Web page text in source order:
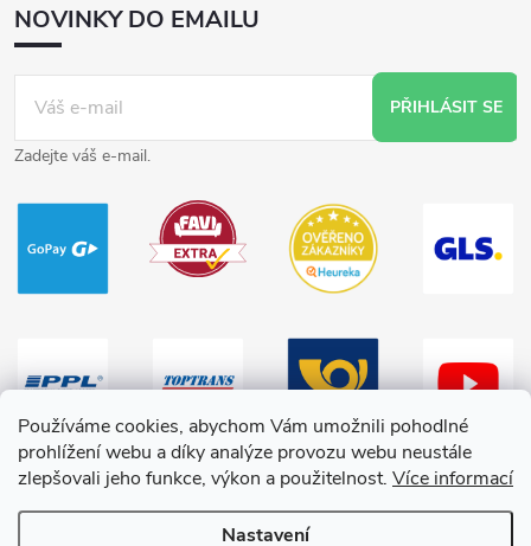
Používáme cookies, abychom Vám umožnili pohodlné
prohlížení webu a díky analýze provozu webu neustále
zlepšovali jeho funkce, výkon a použitelnost. Více informací
Nastavení
NOVINKY DO EMAILU
PŘIHLÁSIT SE
Zadejte váš e-mail.